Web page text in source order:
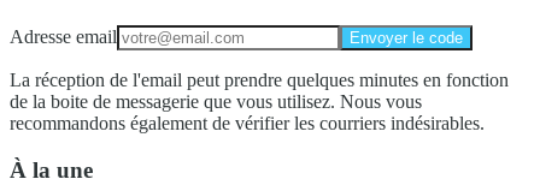
Adresse email Envoyer le code
La réception de l'email peut prendre quelques minutes en fonction
de la boite de messagerie que vous utilisez. Nous vous
recommandons également de vérifier les courriers indésirables.
À la une